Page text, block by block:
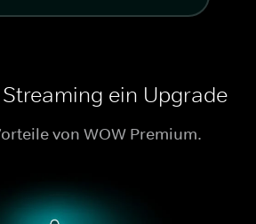
ein Upgrade
von WOW Premium.